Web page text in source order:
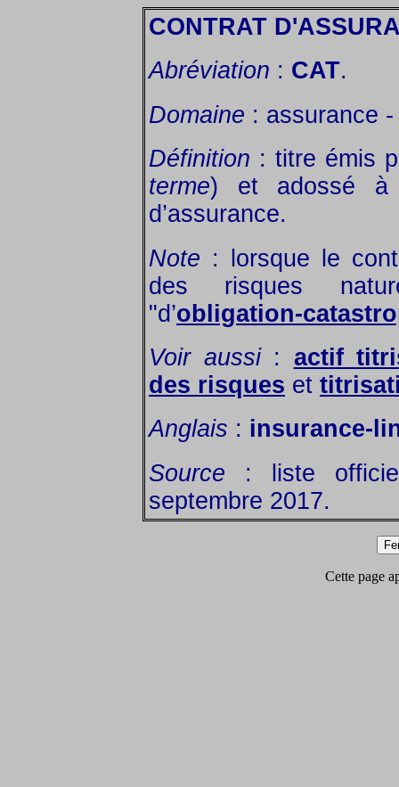
CONTRAT
Abréviation : CAT.
Domaine : assurance
Définition : titre émis
terme) et adossé à
d’assurance.
Note : lorsque le
des risques
"d’obligation-
Voir aussi: actif
des risques et
Anglais : insurance-
Source : liste
septembre 2017.
Cette page